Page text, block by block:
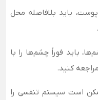
باید بلافاصله محل
باید فوراً چشم‌ها را با
کنید.
است سیستم تنفسی را